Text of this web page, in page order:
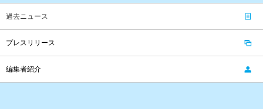
過去ニュース
プレスリリース
編集者紹介